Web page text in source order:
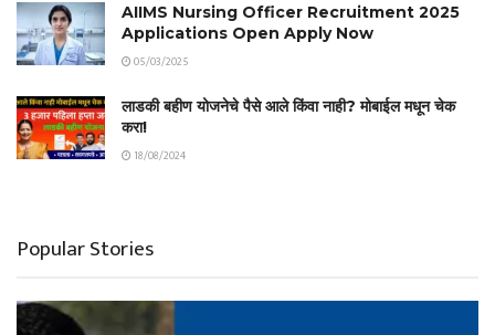
AIIMS Nursing Officer Recruitment 2025
Applications Open Apply Now
05/03/2025
लाडकी बहीण योजनेचे पैसे आले किंवा नाही? मोबाईल मधून चेक
करा!
18/08/2024
Popular Stories